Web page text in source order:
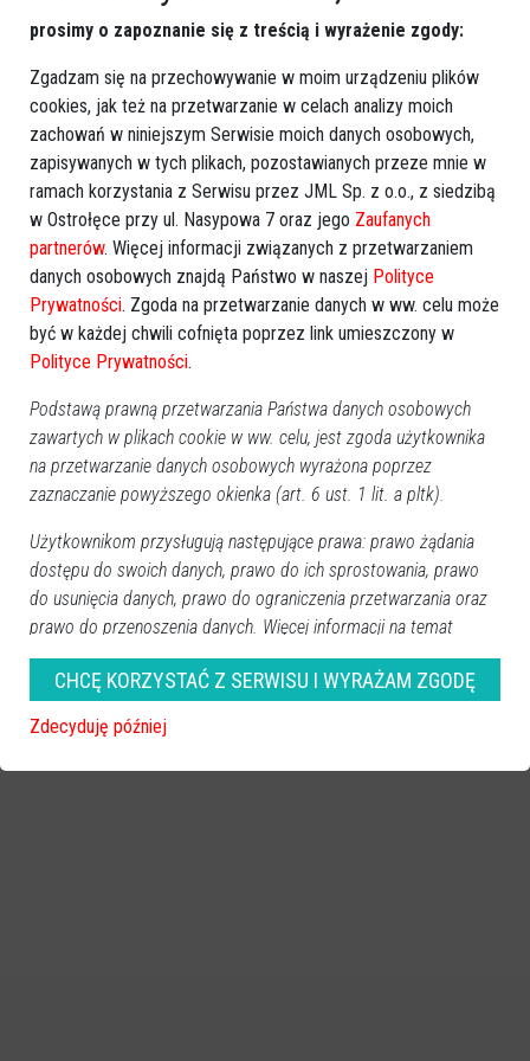
przyszło na świat1 lipca 2026. Dziecko waży3770 g. Dumni
jego narodziny. Cieszymy się, że możemy podzielić się tą
wspaniałą nowiną i zapraszamy do przywitania nowego
członka naszej społeczności.
W domu, na powrót mamy i Adama ze szpitala czekają siostry
Magdalena i Natalia.
Udostępnij
prosimy o zapoznanie się z treścią i wyrażenie zgody:
Zgadzam się na przechowywanie w moim urządzeniu plików
cookies, jak też na przetwarzanie w celach analizy moich
zachowań w niniejszym Serwisie moich danych osobowych,
zapisywanych w tych plikach, pozostawianych przeze mnie w
ramach korzystania z Serwisu przez JML Sp. z o.o., z siedzibą
w Ostrołęce przy ul. Nasypowa 7 oraz jego Zaufanych
partnerów. Więcej informacji związanych z przetwarzaniem
danych osobowych znajdą Państwo w naszej Polityce
Prywatności. Zgoda na przetwarzanie danych w ww. celu może
być w każdej chwili cofnięta poprzez link umieszczony w
Polityce Prywatności.
Podstawą prawną przetwarzania Państwa danych osobowych
zawartych w plikach cookie w ww. celu, jest zgoda użytkownika
na przetwarzanie danych osobowych wyrażona poprzez
zaznaczanie powyższego okienka (art. 6 ust. 1 lit. a pltk).
Użytkownikom przysługują następujące prawa: prawo żądania
dostępu do swoich danych, prawo do ich sprostowania, prawo
do usunięcia danych, prawo do ograniczenia przetwarzania oraz
prawo do przenoszenia danych. Więcej informacji na temat
przetwarzania Państwa danych osobowych, w tym
przysługujących Państwu uprawnień, znajdziecie Państwo w
CHCĘ KORZYSTAĆ Z SERWISU I WYRAŻAM ZGODĘ
Zdecyduję później